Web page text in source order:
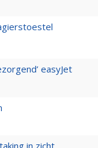
easyJet
in zicht